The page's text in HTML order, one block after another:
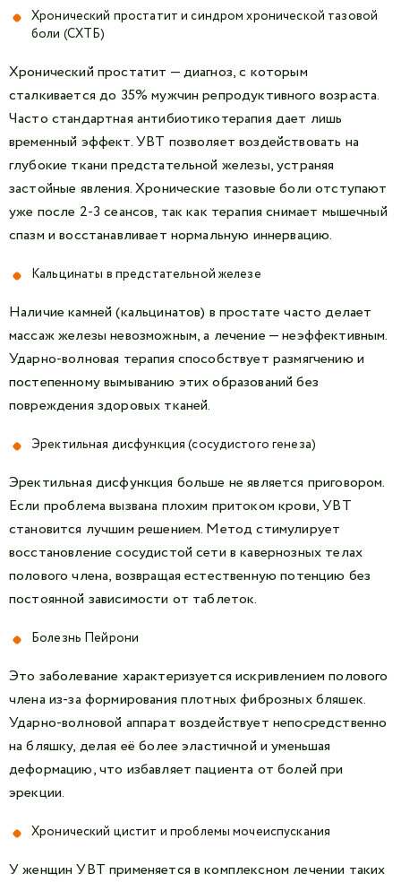
Хронический простатит и синдром хронической тазовой
боли (СХТБ)
Хронический простатит — диагноз, с которым
сталкивается до 35% мужчин репродуктивного возраста.
Часто стандартная антибиотикотерапия дает лишь
временный эффект. УВТ позволяет воздействовать на
глубокие ткани предстательной железы, устраняя
застойные явления. Хронические тазовые боли отступают
уже после 2-3 сеансов, так как терапия снимает мышечный
спазм и восстанавливает нормальную иннервацию.
Кальцинаты в предстательной железе
Наличие камней (кальцинатов) в простате часто делает
массаж железы невозможным, а лечение — неэффективным.
Ударно-волновая терапия способствует размягчению и
постепенному вымыванию этих образований без
повреждения здоровых тканей.
Эректильная дисфункция (сосудистого генеза)
Эректильная дисфункция больше не является приговором.
Если проблема вызвана плохим притоком крови, УВТ
становится лучшим решением. Метод стимулирует
восстановление сосудистой сети в кавернозных телах
полового члена, возвращая естественную потенцию без
постоянной зависимости от таблеток.
Болезнь Пейрони
Это заболевание характеризуется искривлением полового
члена из-за формирования плотных фиброзных бляшек.
Ударно-волновой аппарат воздействует непосредственно
на бляшку, делая её более эластичной и уменьшая
деформацию, что избавляет пациента от болей при
эрекции.
Хронический цистит и проблемы мочеиспускания
У женщин УВТ применяется в комплексном лечении таких